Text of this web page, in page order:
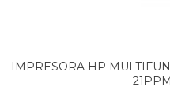
IMPRESORA HP